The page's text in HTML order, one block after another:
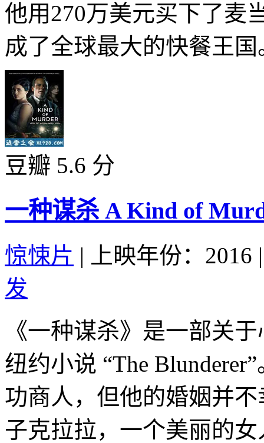
他用270万美元买下了麦
成了全球最大的快餐王
豆瓣 5.6 分
一种谋杀 A Kind of
惊悚片 | 上映年份：2016 |
发
《一种谋杀》是一部关
纽约小说 “The
功商人，但他的婚姻并
子克拉拉，一个美丽的